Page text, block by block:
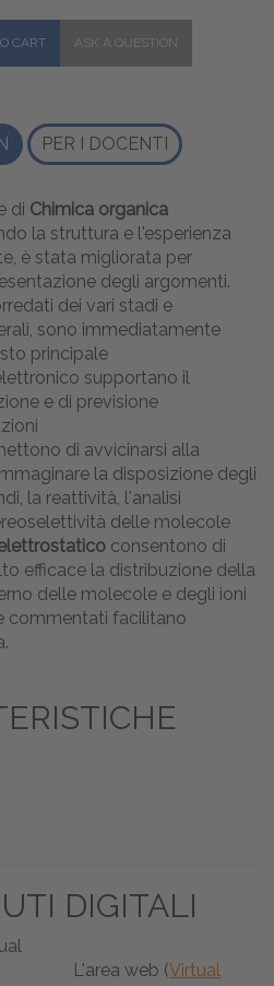
PER I DOCENTI
di Chimica organica
la struttura e l'esperienza
è stata migliorata per
degli argomenti.
dei vari stadi e
sono immediatamente
principale
supportano il
e di previsione
di avvicinarsi alla
la disposizione degli
la reattività, l'analisi
delle molecole
consentono di
efficace la distribuzione della
delle molecole e degli ioni
commentati facilitano
DIGITALI
L'area web (Virtual